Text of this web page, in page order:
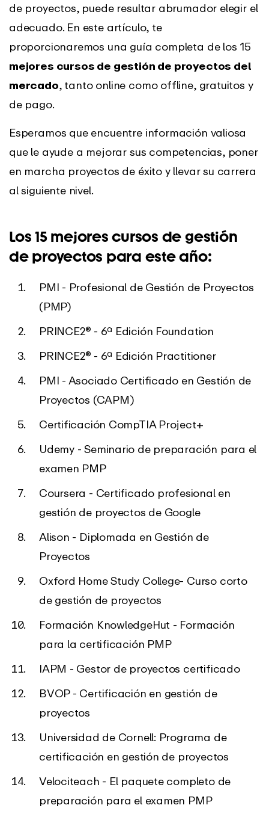
de proyectos, puede resultar abrumador elegir el
adecuado. En este artículo, te
proporcionaremos una guía completa de los 15
mejores cursos de gestión de proyectos del
mercado, tanto online como offline, gratuitos y
de pago.
Esperamos que encuentre información valiosa
que le ayude a mejorar sus competencias, poner
en marcha proyectos de éxito y llevar su carrera
al siguiente nivel.
Los 15 mejores cursos de gestión
de proyectos para este año:
PMI - Profesional de Gestión de Proyectos
(PMP)
PRINCE2® - 6ª Edición Foundation
PRINCE2® - 6ª Edición Practitioner
PMI - Asociado Certificado en Gestión de
Proyectos (CAPM)
Certificación CompTIA Project+
Udemy - Seminario de preparación para el
examen PMP
Coursera - Certificado profesional en
gestión de proyectos de Google
Alison - Diplomada en Gestión de
Proyectos
Oxford Home Study College- Curso corto
de gestión de proyectos
Formación KnowledgeHut - Formación
para la certificación PMP
IAPM - Gestor de proyectos certificado
BVOP - Certificación en gestión de
proyectos
Universidad de Cornell: Programa de
certificación en gestión de proyectos
Velociteach - El paquete completo de
preparación para el examen PMP